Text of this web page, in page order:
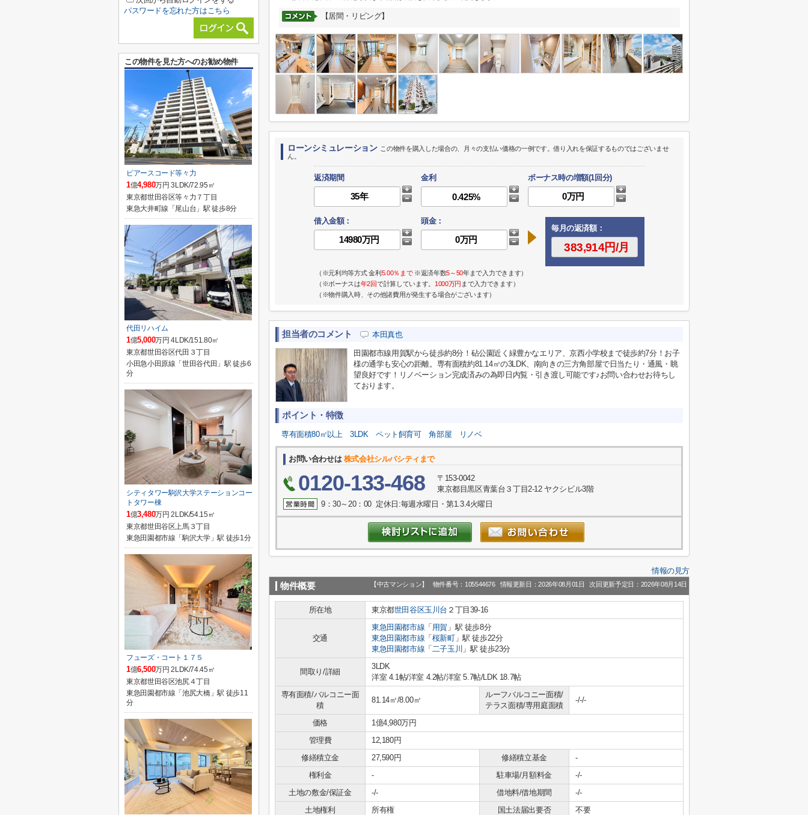
【居間・リビング】
ローンシミュレーション この物件を購入した場合の、月々の支払い価格の一例です。借り入れを保証するものではございませ
ん。
返済期間 金利 ボーナス時の増額(1回分)
借入金額：
頭金：
毎月の返済額：
（※元利均等方式 金利5.00％まで※返済年数5～50年まで入力できます）
（※ボーナスは年2回で計算しています。 1000万円 まで入力できます）
（※物件購入時、その他諸費用が発生する場合がございます）
担当者のコメント 本田真也
田園都市線用賀駅から徒歩約8分！砧公園近く緑豊かなエリア、京西小学校まで徒歩約7分！お子
様の通学も安心の距離。専有面積約81.14㎡の3LDK、南向きの三方角部屋で日当たり・通風・眺
望良好です！リノベーション完成済みの為即日内覧・引き渡し可能です♪お問い合わせお待ちし
ております。
ポイント・特徴
専有面積80㎡以上 3LDK ペット飼育可 角部屋 リノベ
お問い合わせは 株式会社シルバシティまで
0120-133-468
〒153-0042
東京都目黒区青葉台３丁目2-12 ヤクシビル3階
9：30～20：00 定休日:毎週水曜日・第1.3.4火曜日
情報の見方
物件概要 【中古マンション】 物件番号：105544676 情報更新日：2026年08月01日 次回更新予定日：2026年08月14日
所在地 東京都世田谷区玉川台 ２丁目39-16
交通
東急田園都市線 「 用賀 」駅 徒歩8分
東急田園都市線 「 桜新町」駅 徒歩22分
東急田園都市線 「 二子玉川 」駅 徒歩23分
間取り/詳細
3LDK
洋室 4.1帖/洋室 4.2帖/洋室 5.7帖/LDK 18.7帖
専有面積/バルコニー面
積
81.14㎡/8.00㎡
ルーフバルコニー面積/
テラス面積/専用庭面積
-/-/-
価格
1億4,980万円
管理費
12,180円
修繕積立金
27,590円 修繕積立基金
-
権利金
- 駐車場/月額料金
-/-
土地の敷金/保証金
-/- 借地料/借地期間
-/-
土地権利
所有権 国土法届出要否
不要
パスワードを忘れた方はこちら
この物件を見た方へのお勧め物件
ピアースコード等々力
1億4,980万円 3LDK/72.95㎡
東京都世田谷区等々力７丁目
東急大井町線「尾山台」駅 徒歩8分
代田リハイム
1億5,000万円 4LDK/151.80㎡
東京都世田谷区代田３丁目
小田急小田原線「世田谷代田」駅 徒歩6
分
シティタワー駒沢大学ステーションコー
トタワー棟
1億3,480万円 2LDK/54.15㎡
東京都世田谷区上馬３丁目
東急田園都市線「駒沢大学」駅 徒歩1分
フューズ・コート１７５
1億6,500万円 2LDK/74.45㎡
東京都世田谷区池尻４丁目
東急田園都市線「池尻大橋」駅 徒歩11
分